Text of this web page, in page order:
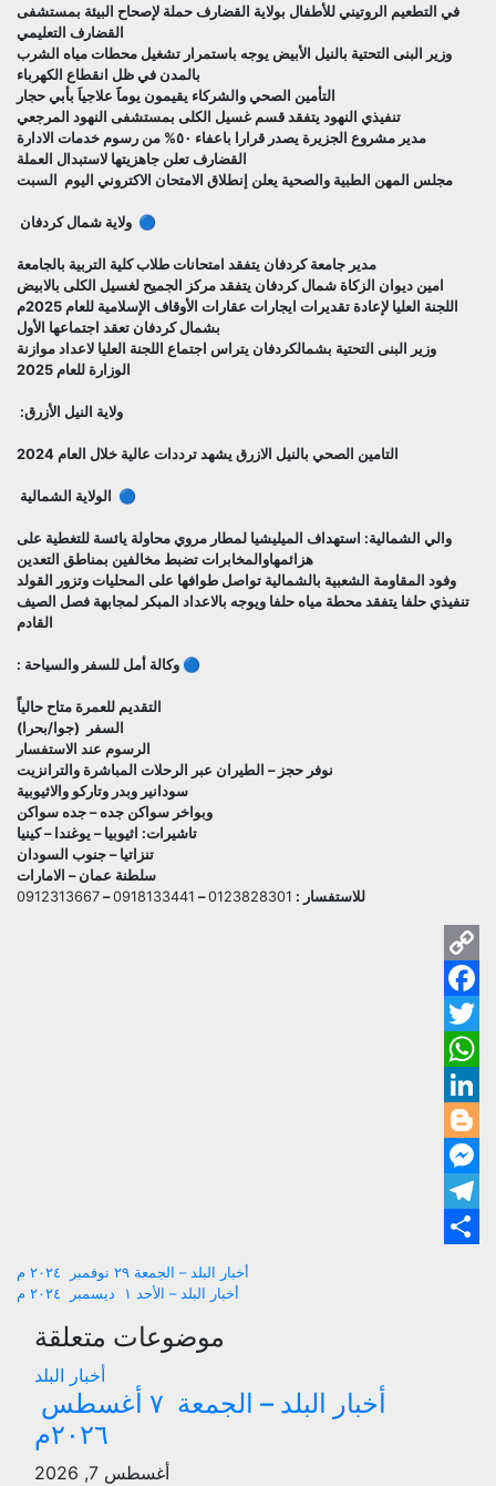
في التطعيم الروتيني للأطفال بولاية القضارف حملة لإصحاح البيئة بمستشفى
القضارف التعليمي
وزير البنى التحتية بالنيل الأبيض يوجه باستمرار تشغيل محطات مياه الشرب
بالمدن في ظل انقطاع الكهرباء
التأمين الصحي والشركاء يقيمون يوماََ علاجياَ بأبي حجار
تنفيذي النهود يتفقد قسم غسيل الكلى بمستشفى النهود المرجعي
مدير مشروع الجزيرة يصدر قرارا باعفاء ٥٠% من رسوم خدمات الادارة
القضارف تعلن جاهزيتها لاستبدال العملة
مجلس المهن الطبية والصحية يعلن إنطلاق الامتحان الاكتروني اليوم السبت
🔵 ولاية شمال كردفان
مدير جامعة كردفان يتفقد امتحانات طلاب كلية التربية بالجامعة
امين ديوان الزكاة شمال كردفان يتفقد مركز الجميح لغسيل الكلى بالابيض
اللجنة العليا لإعادة تقديرات ايجارات عقارات الأوقاف الإسلامية للعام 2025م
بشمال كردفان تعقد اجتماعها الأول
وزير البنى التحتية بشمالكردفان يتراس اجتماع اللجنة العليا لاعداد موازنة
الوزارة للعام 2025
ولاية النيل الأزرق:
التامين الصحي بالنيل الازرق يشهد ترددات عالية خلال العام 2024
🔵 الولاية الشمالية
والي الشمالية: استهداف الميليشيا لمطار مروي محاولة يائسة للتغطية على
هزائمهاوالمخابرات تضبط مخالفين بمناطق التعدين
وفود المقاومة الشعبية بالشمالية تواصل طوافها على المحليات وتزور القولد
تنفيذي حلفا يتفقد محطة مياه حلفا ويوجه بالاعداد المبكر لمجابهة فصل الصيف
القادم
🔵 وكالة أمل للسفر والسياحة :
التقديم للعمرة متاح حالياً
السفر (جوا/بحرا)
الرسوم عند الاستفسار
نوفر حجز – الطيران عبر الرحلات المباشرة والترانزيت
سودانير وبدر وتاركو والاثيوبية
وبواخر سواكن جده – جده سواكن
تاشيرات: اثيوبيا – يوغندا – كينيا
تنزاتيا – جنوب السودان
سلطنة عمان – الامارات
للاستفسار : 0123828301
–
0918133441
–
0912313667
أخبار البلد – الجمعة ٢٩ نوفمبر ٢٠٢٤ م
أخبار البلد – الأحد ١ ديسمبر ٢٠٢٤ م
موضوعات متعلقة
أخبار البلد
أخبار البلد – الجمعة ٧ أغسطس
٢٠٢٦م
أغسطس 7, 2026